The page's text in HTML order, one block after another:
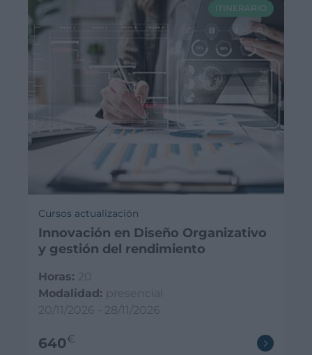
ITINERARIO
Cursos actualización
Innovación en Diseño Organizativo
y gestión del rendimiento
Horas: 20
Modalidad: presencial
20/11/2026 - 28/11/2026
640€